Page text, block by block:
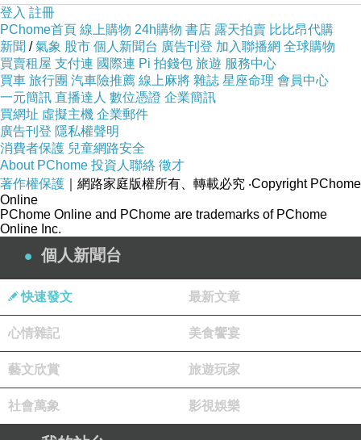
▲Paul首度出面澄清，手上拿著柏克來大學的畢
業證書。（圖多益補習班費用／記者許逸群攝）
在演藝圈有「生活玩家」之稱的Paul（朱柏仰）
日前被網紅陳沂質疑學歷及謊稱曾在華爾街工
作。他今（15日）首度出面澄清，除了出示美國
柏克萊大學的畢業證書外，還有曾在科技公司工
作的所得證明，甚至連美國工作證都有。他說，
登入 註冊
PChome首頁 線上購物 24h購物 書店 露天拍賣 比比昂代購
新聞 /氣象 股市 個人新聞台 廣告刊登 加入聯播網 全球購物
買賣租屋 支付連 國際連 Pi 拍錢包 旅遊 服務中心
買車 旅行團 汽車險推薦 線上麻將 雜誌 星座命理 會員中心
一元簡訊 直播達人 數位憑證 企業簡訊
買網址 虛擬主機 企業郵件
廣告刊登 隱私權聲明
消費者保護 兒童網路安全
About PChome 投資人聯絡 徵才
著作權保護 ｜網路家庭版權所有、轉載必究 ‧Copyright PChome
Online
PChome Online and PChome are trademarks of PChome
Online Inc.
個人新聞台
快速發文 最新文章
心情雜記 美食饗宴
藝文欣賞 旅遊玩家
社會萬象 影視娛樂